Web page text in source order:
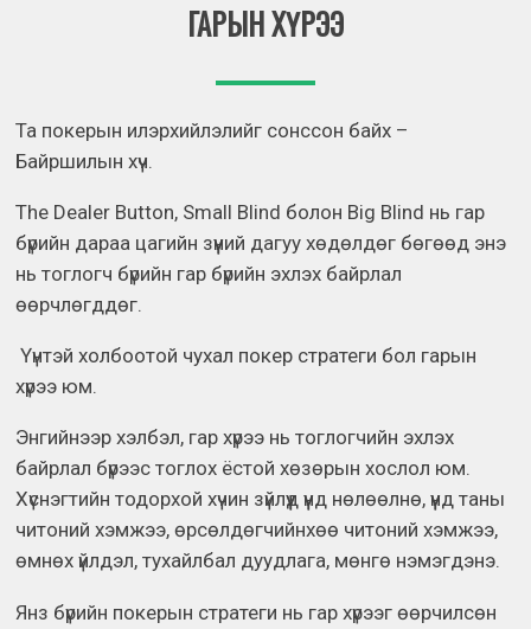
ГАРЫН ХҮРЭЭ
Та покерын илэрхийлэлийг сонссон байх –
Байршилын хүч.
The Dealer Button, Small Blind болон Big Blind нь гар
бүрийн дараа цагийн зүүний дагуу хөдөлдөг бөгөөд энэ
нь тоглогч бүрийн гар бүрийн эхлэх байрлал
өөрчлөгддөг.
Үүнтэй холбоотой чухал покер стратеги бол гарын
хүрээ юм.
Энгийнээр хэлбэл, гар хүрээ нь тоглогчийн эхлэх
байрлал бүрээс тоглох ёстой хөзөрын хослол юм.
Хүснэгтийн тодорхой хүчин зүйлүүд үүнд нөлөөлнө, үүнд таны
читоний хэмжээ, өрсөлдөгчийнхөө читоний хэмжээ,
өмнөх үйлдэл, тухайлбал дуудлага, мөнгө нэмэгдэнэ.
Янз бүрийн покерын стратеги нь гар хүрээг өөрчилсөн